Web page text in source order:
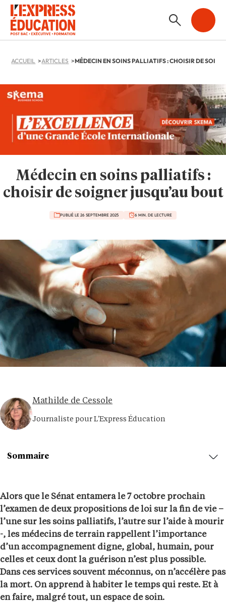
ACCUEIL ARTICLES
Médecin en soins palliatifs :
choisir de soigner jusqu’au bout
PUBLIÉ LE 26 SEPTEMBRE 2025 6 MIN. DE LECTURE
Mathilde de Cessole
Journaliste pour L'Express Éducation
Alors que le Sénat entamera le 7 octobre prochain
l’examen de deux propositions de loi sur la fin de vie –
l’une sur les soins palliatifs, l’autre sur l’aide à mourir
-, les médecins de terrain rappellent l’importance
d’un accompagnement digne, global, humain, pour
celles et ceux dont la guérison n’est plus possible.
Dans ces services souvent méconnus, on n’accélère pas
la mort. On apprend à habiter le temps qui reste. Et à
en faire, malgré tout, un espace de soin.
Sommaire